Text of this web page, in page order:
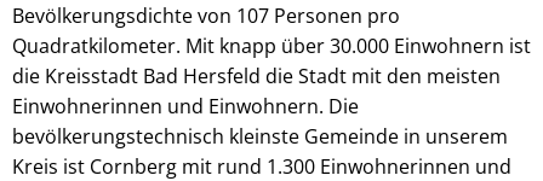
Bevölkerungsdichte von 107 Personen pro
Quadratkilometer. Mit knapp über 30.000 Einwohnern ist
die Kreisstadt Bad Hersfeld die Stadt mit den meisten
Einwohnerinnen und Einwohnern. Die
bevölkerungstechnisch kleinste Gemeinde in unserem
Kreis ist Cornberg mit rund 1.300 Einwohnerinnen und